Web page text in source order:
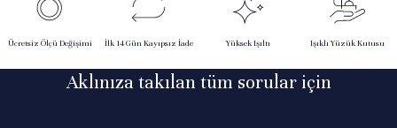
Ücretsiz Ölçü Değişimi İlk 14 Gün Kayıpsız İade Yüksek Işıltı Işıklı Yüzük Kutusu
Aklınıza takılan tüm sorular için